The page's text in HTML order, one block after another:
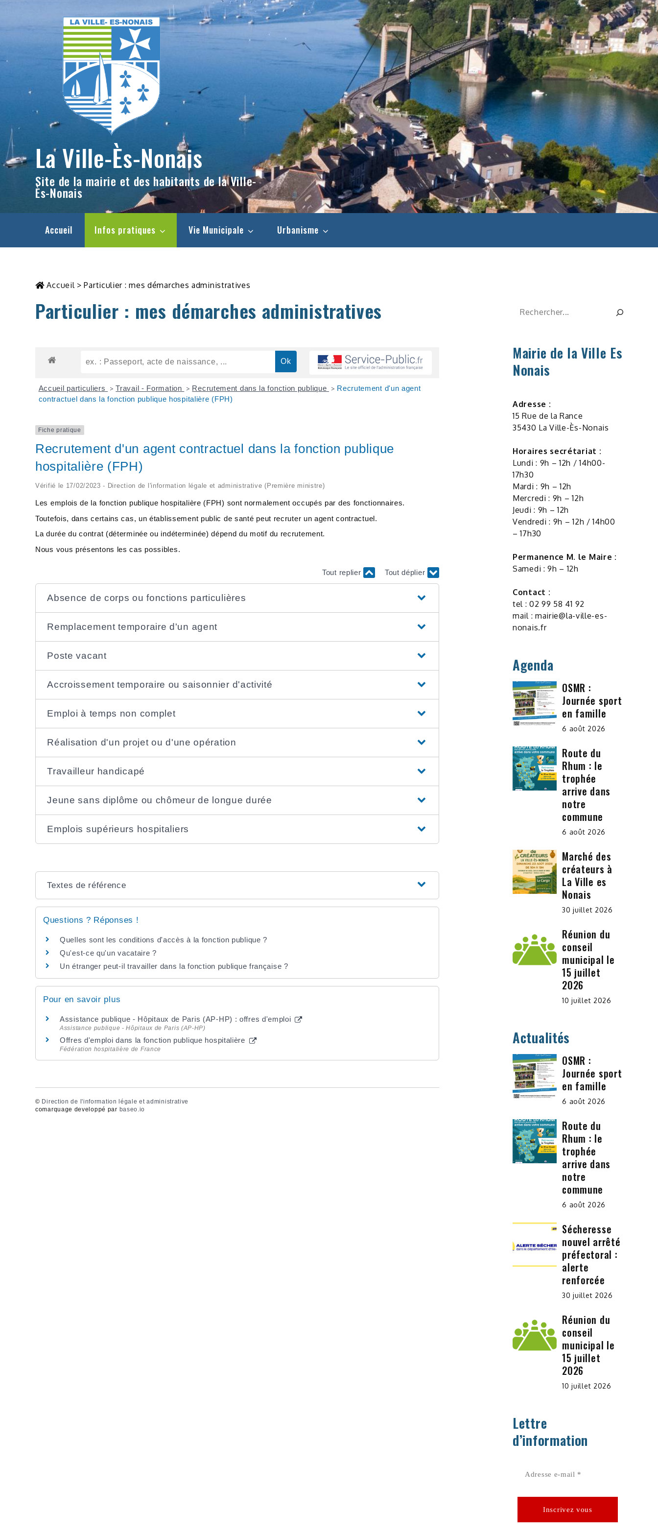
La Ville-Ès-Nonais
Site de la mairie et des habitants de la Ville-
Ès-Nonais
Accueil Infos pratiques Vie Municipale Urbanisme
Accueil >Particulier : mes démarches administratives
Particulier : mes démarches administratives
Accueil particuliers > Travail - Formation > Recrutement dans la fonction publique > Recrutement d'un agent
contractuel dans la fonction publique hospitalière (FPH)
Fiche pratique
Recrutement d'un agent contractuel dans la fonction publique
hospitalière (FPH)
Vérifié le 17/02/2023 - Direction de l'information légale et administrative (Première ministre)
Les emplois de la fonction publique hospitalière (FPH) sont normalement occupés par des fonctionnaires.
Toutefois, dans certains cas, un établissement public de santé peut recruter un agent contractuel.
La durée du contrat (déterminée ou indéterminée) dépend du motif du recrutement.
Nous vous présentons les cas possibles.
Tout replier Tout déplier
Absence de corps ou fonctions particulières
Remplacement temporaire d'un agent
Poste vacant
Accroissement temporaire ou saisonnier d'activité
Emploi à temps non complet
Réalisation d'un projet ou d'une opération
Travailleur handicapé
Jeune sans diplôme ou chômeur de longue durée
Emplois supérieurs hospitaliers
Textes de référence
Questions ? Réponses !
Quelles sont les conditions d'accès à la fonction publique ?
Qu'est-ce qu'un vacataire ?
Un étranger peut-il travailler dans la fonction publique française ?
Pour en savoir plus
Assistance publique - Hôpitaux de Paris (AP-HP) : offres d'emploi
Assistance publique - Hôpitaux de Paris (AP-HP)
Offres d'emploi dans la fonction publique hospitalière
Fédération hospitalière de France
© Direction de l'information légale et administrative
comarquage developpé par baseo.io
Rechercher
Mairie de la Ville Es
Nonais
Adresse :
15 Rue de la Rance
35430 La Ville-Ès-Nonais
Horaires secrétariat :
Lundi : 9h – 12h / 14h00-
17h30
Mardi : 9h – 12h
Mercredi : 9h – 12h
Jeudi : 9h – 12h
Vendredi : 9h – 12h / 14h00
– 17h30
Permanence M. le Maire :
Samedi : 9h – 12h
Contact :
tel : 02 99 58 41 92
mail : mairie@la-ville-es-
nonais.fr
Agenda
OSMR :
Journée sport
en famille
6 août 2026
Route du
Rhum : le
trophée
arrive dans
notre
commune
6 août 2026
Marché des
créateurs à
La Ville es
Nonais
30 juillet 2026
Réunion du
conseil
municipal le
15 juillet
2026
10 juillet 2026
Actualités
OSMR :
Journée sport
en famille
6 août 2026
Route du
Rhum : le
trophée
arrive dans
notre
commune
6 août 2026
Sécheresse
nouvel arrêté
préfectoral :
alerte
renforcée
30 juillet 2026
Réunion du
conseil
municipal le
15 juillet
2026
10 juillet 2026
Lettre
d’information